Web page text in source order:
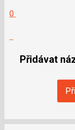
0
jako
Přidávat